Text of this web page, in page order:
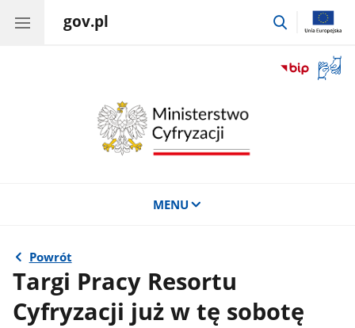
gov.pl
przejdź
okno
MENU
Powrót
Targi Pracy Resortu
Cyfryzacji już w tę sobotę